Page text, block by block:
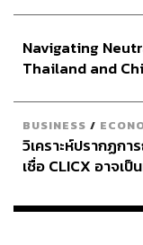
Navigating
Thailand and
BUSINESS /
วิเคราะห์ปรากฏก
เชื่อ CLICX อาจเ
เรือนไทยที่ถูกซุกไว้